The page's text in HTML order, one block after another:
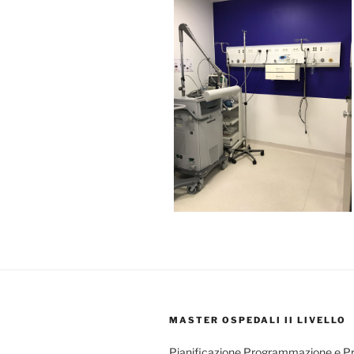
MASTER OSPEDALI II LIVELLO